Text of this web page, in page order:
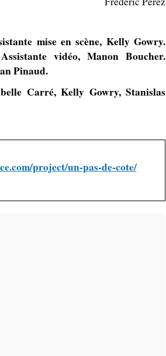
mise en scène, Kelly Gowry.
vidéo, Manon Boucher.
Pinaud.
Carré, Kelly Gowry, Stanislas
project/un-pas-de-cote/